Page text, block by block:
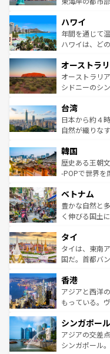
ば市内交通費無
着のスイス情
のような巨大
ンメントが詰
西部には大自
部のニューオ
文化が魅力。
しみながら、
ならではの贅沢な旅のス
情報はコンテ
ハワイ
年間を通じて
ハワイは、ど
ワイ島は見逃
島だが、静か
おすすめ。エ
れるおもてな
人々、おいし
ク、伝統的な
ワイを、存分に味わって
はコンテンツ
オーストラ
オーストラリ
シドニーのシ
リアリーフや
ク）、タスマ
ど、見どころ
いる。アクテ
ビング、ハイ
い。オースト
参照してほしい
台湾
日本から約４
自然が織りな
ン）、静ひつ
と山間の静け
驚きをもたら
容にもいいと
照してほしい。
韓国
歴史ある王朝
-POPで世界を
き、地方に足
できる。そし
まで、さまざ
リティに包ま
覧を参照して
ベトナム
豊かな自然と
く伸びる国土
急速な発展と
ーチミン市の
醸し出してい
とつ。フォー
ひ現地で味わ
が旅行者を迎
参照してほしい
タイ
タイは、東南
国だ。首都バ
の活気が交差
帯で自然と触
いビーチでリ
激する。気候
が待っている
た文化、そし
香港
アジアと西洋
もっている。
み、どこを訪
ており、効率
うな絶景から
シンガポール
アジアの交差
シンガポール